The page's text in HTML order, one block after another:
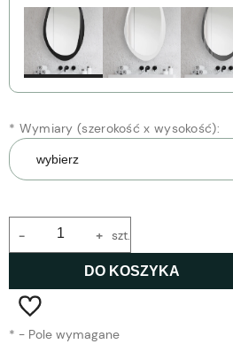
* Wymiary (szerokość x wysokość):
+
- szt.
DO KOSZYKA
* - Pole wymagane